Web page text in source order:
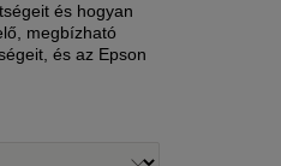
és hogyan
megbízható
és az Epson